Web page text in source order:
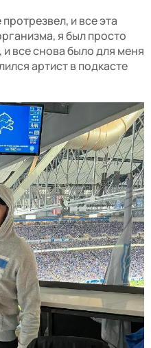
и все эта
я был просто
все снова было для меня
артист в подкасте